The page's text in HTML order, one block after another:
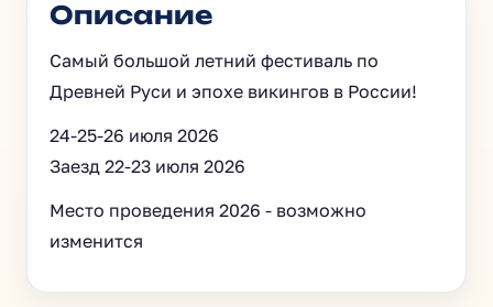
Описание
Самый большой летний фестиваль по
Древней Руси и эпохе викингов в России!
24-25-26 июля 2026
Заезд 22-23 июля 2026
Место проведения 2026 - возможно
изменится